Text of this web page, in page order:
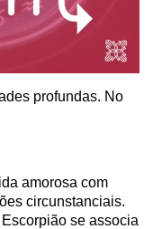
profundas. No
amorosa com
circunstanciais.
se associa